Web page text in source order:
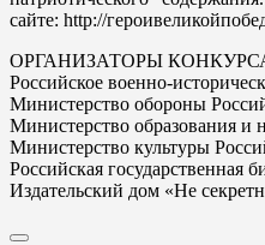
сайте: http://
ОРГАНИЗАТОРЫ
Российское военно-
Министерство обороны
Министерство образования и
Министерство культуры
Российская государственная
Издательский дом «Не